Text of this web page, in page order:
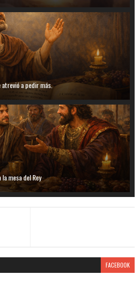
atrevió a pedir más.
mesa del Rey
FACEBOOK